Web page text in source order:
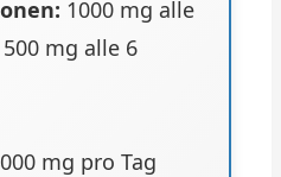
1000 mg alle
mg alle 6
mg pro Tag